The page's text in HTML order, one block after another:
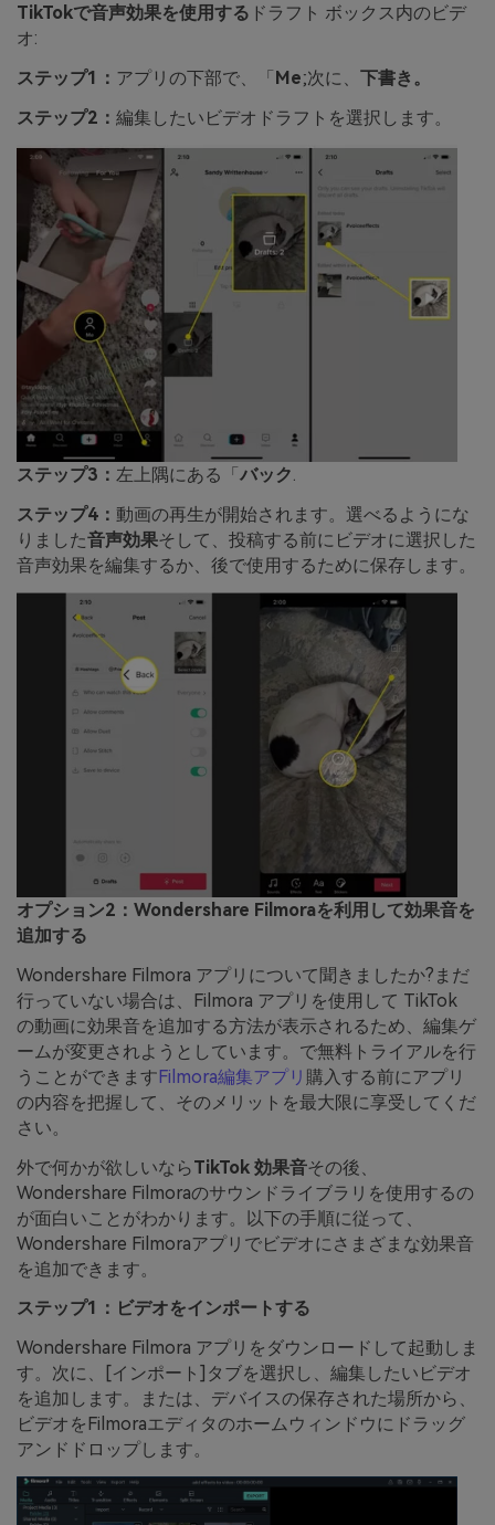
TikTokで音声効果を使用する ドラフト ボックス内のビデ
オ:
ステップ1： アプリの下部で、「Me;次に、 下書き。
ステップ2： 編集したいビデオドラフトを選択します。
ステップ3： 左上隅にある「バック.
ステップ4： 動画の再生が開始されます。選べるようにな
りました音声効果そして、投稿する前にビデオに選択した
音声効果を編集するか、後で使用するために保存します。
オプション2：Wondershare Filmoraを利用して効果音を
追加する
Wondershare Filmora アプリについて聞きましたか?まだ
行っていない場合は、Filmora アプリを使用して TikTok
の動画に効果音を追加する方法が表示されるため、編集ゲ
ームが変更されようとしています。で無料トライアルを行
うことができますFilmora編集アプリ 購入する前にアプリ
の内容を把握して、そのメリットを最大限に享受してくだ
さい。
外で何かが欲しいならTikTok 効果音その後、
Wondershare Filmoraのサウンドライブラリを使用するの
が面白いことがわかります。以下の手順に従って、
Wondershare Filmoraアプリでビデオにさまざまな効果音
を追加できます。
ステップ1：ビデオをインポートする
Wondershare Filmora アプリをダウンロードして起動しま
す。次に、[インポート]タブを選択し、編集したいビデオ
を追加します。または、デバイスの保存された場所から、
ビデオをFilmoraエディタのホームウィンドウにドラッグ
アンドドロップします。